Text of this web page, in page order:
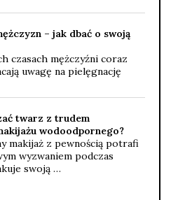
– jak dbać o swoją
czasach mężczyźni coraz
uwagę na pielęgnację
twarz z trudem
wodoodpornego?
makijaż z pewnością potrafi
wyzwaniem podczas
swoją …